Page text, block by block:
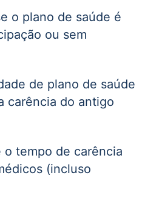
o plano de saúde é
ou sem
de plano de saúde
carência do antigo
tempo de carência
(incluso